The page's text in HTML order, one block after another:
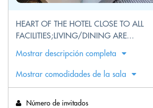
HEART OF THE HOTEL CLOSE TO ALL
FACILITIES;LIVING/DINING ARE...
Mostrar descripción completa
Mostrar comodidades de la sala
Número de invitados